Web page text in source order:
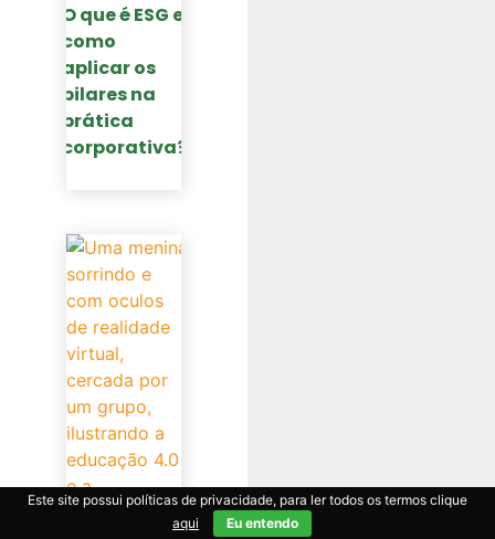
O que é ESG e
como
aplicar os
pilares na
prática
corporativa?
Este site possui políticas de privacidade, para ler todos os termos clique
aqui
Eu entendo